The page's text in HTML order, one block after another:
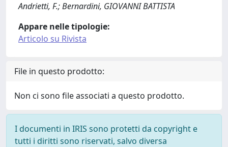
Andrietti, F.; Bernardini, GIOVANNI BATTISTA
Appare nelle tipologie:
Articolo su Rivista
File in questo prodotto:
Non ci sono file associati a questo prodotto.
I documenti in IRIS sono protetti da copyright e
tutti i diritti sono riservati, salvo diversa